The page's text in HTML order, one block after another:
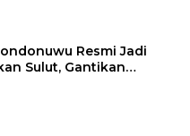
Resmi Jadi
Sulut, Gantikan